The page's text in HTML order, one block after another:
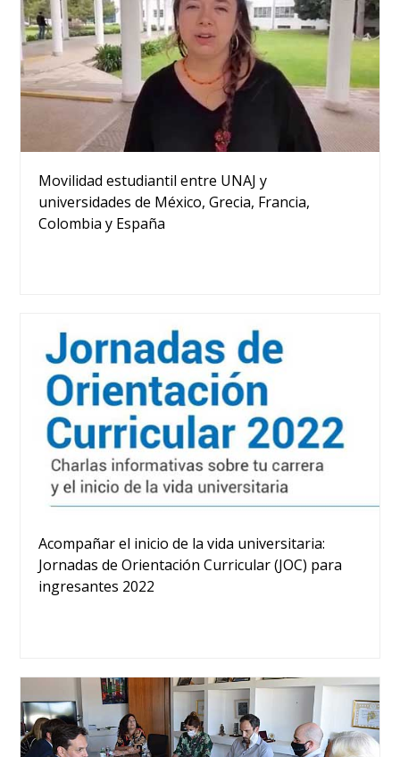
Movilidad estudiantil entre UNAJ y
universidades de México, Grecia, Francia,
Colombia y España
Acompañar el inicio de la vida universitaria:
Jornadas de Orientación Curricular (JOC) para
ingresantes 2022